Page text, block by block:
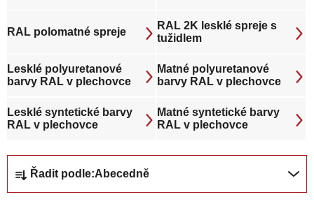
RAL polomatné spreje
RAL 2K lesklé spreje s
tužidlem
Lesklé polyuretanové
barvy RAL v plechovce
Matné polyuretanové
barvy RAL v plechovce
Lesklé syntetické barvy
RAL v plechovce
Matné syntetické barvy
RAL v plechovce
Řadit podle:Abecedně